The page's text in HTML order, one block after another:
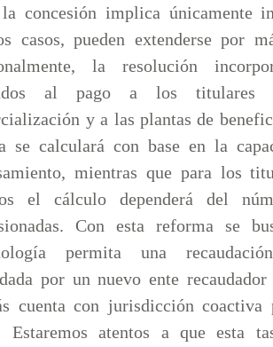
concesión implica únicamente
casos, pueden extenderse por
la resolución
al pago a los titulares
y a las plantas de
se calculará con base en la
mientras que para los
el cálculo dependerá del
Con esta reforma se
permita una
por un nuevo ente
cuenta con jurisdicción coactiva
Estaremos atentos a que esta